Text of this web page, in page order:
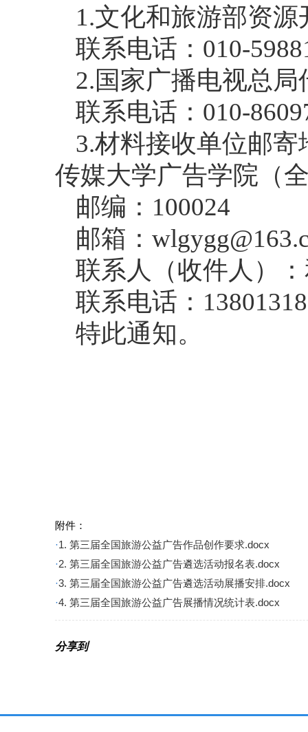
1.文化和旅游部资
联系电话：010-
2.国家广播电视总
联系电话：010-
3.材料接收单位邮
传媒大学广告学院（
邮编：100024
邮箱：
联系人（收件人）
联系电话：
特此通知。
附件：
·1. 第三届全国旅游公益广告作品创作要求.docx
·2. 第三届全国旅游公益广告遴选活动报名表.docx
·3. 第三届全国旅游公益广告遴选活动展播安排.docx
·4. 第三届全国旅游公益广告展播情况统计表.docx
分享到